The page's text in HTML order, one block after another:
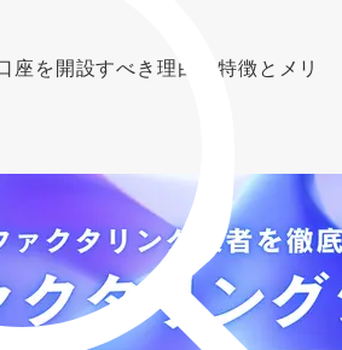
座を開設すべき理由｜特徴とメリ